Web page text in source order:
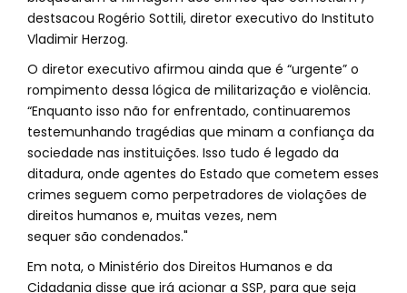
destsacou Rogério Sottili, diretor executivo do Instituto
Vladimir Herzog.
O diretor executivo afirmou ainda que é “urgente” o
rompimento dessa lógica de militarização e violência.
“Enquanto isso não for enfrentado, continuaremos
testemunhando tragédias que minam a confiança da
sociedade nas instituições. Isso tudo é legado da
ditadura, onde agentes do Estado que cometem esses
crimes seguem como perpetradores de violações de
direitos humanos e, muitas vezes, nem
sequer são condenados."
Em nota, o Ministério dos Direitos Humanos e da
Cidadania disse que irá acionar a SSP, para que seja